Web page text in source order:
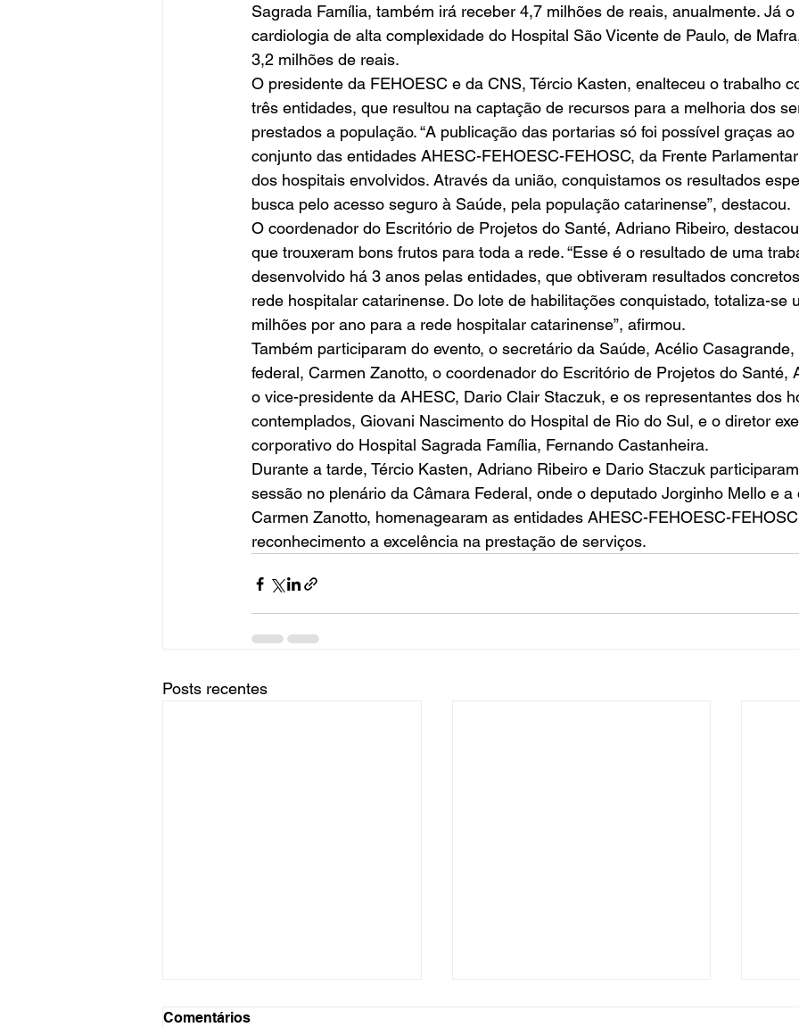
Sagrada Família, também irá receber 4,7 milhões de reais, anualmente. Já
cardiologia de alta complexidade do Hospital São Vicente de Paulo, de
3,2 milhões de reais.
O presidente da FEHOESC e da CNS, Tércio Kasten, enalteceu o trabalho
três entidades, que resultou na captação de recursos para a melhoria dos
prestados a população. “A publicação das portarias só foi possível graças
conjunto das entidades AHESC-FEHOESC-FEHOSC, da Frente
dos hospitais envolvidos. Através da união, conquistamos os resultados
busca pelo acesso seguro à Saúde, pela população catarinense”, destacou.
O coordenador do Escritório de Projetos do Santé, Adriano Ribeiro,
que trouxeram bons frutos para toda a rede. “Esse é o resultado de uma
desenvolvido há 3 anos pelas entidades, que obtiveram resultados
rede hospitalar catarinense. Do lote de habilitações conquistado, totaliza-se
milhões por ano para a rede hospitalar catarinense”, afirmou.
Também participaram do evento, o secretário da Saúde, Acélio
federal, Carmen Zanotto, o coordenador do Escritório de Projetos do Santé,
o vice-presidente da AHESC, Dario Clair Staczuk, e os representantes dos
contemplados, Giovani Nascimento do Hospital de Rio do Sul, e o diretor
corporativo do Hospital Sagrada Família, Fernando Castanheira.
Durante a tarde, Tércio Kasten, Adriano Ribeiro e Dario Staczuk
sessão no plenário da Câmara Federal, onde o deputado Jorginho Mello e a
Carmen Zanotto, homenagearam as entidades AHESC-FEHOESC-
reconhecimento a excelência na prestação de serviços.
Posts recentes
Comentários